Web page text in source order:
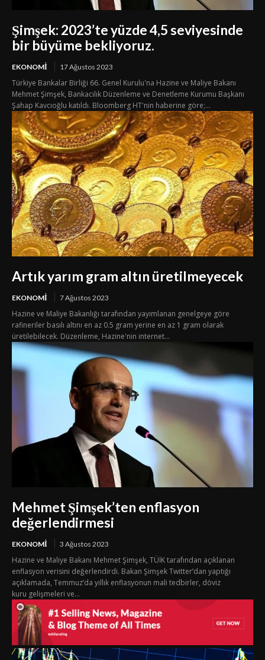
Şimşek: 2023’te yüzde 4,5 seviyesinde
bir büyüme bekliyoruz.
EKONOMI 17 Ağustos 2023
Türkiye Bankalar Birliği 66. Genel Kurulu'na Hazine ve Maliye Bakanı
Mehmet Şimşek, Bankacılık Düzenleme ve Denetleme Kurumu Başkanı
Şahap Kavcıoğlu katıldı. Bloomberg HT'nin haberine göre;...
Artık yarım gram altın üretilmeyecek
EKONOMI 7 Ağustos 2023
Hazine ve Maliye Bakanlığı tarafından yayımlanan genelgeye göre
rafineriler basılı altını en az 0.5 gram yerine en az 1 gram olarak
üretilebilecek. Düzenleme, Hazine'nin internet...
Mehmet Şimşek’ten enflasyon
değerlendirmesi
EKONOMI 3 Ağustos 2023
Hazine ve Maliye Bakanı Mehmet Şimşek, TÜİK tarafından açıklanan
enflasyon verisini değerlendirdi. Bakan Şimşek Twitter’dan yaptığı
açıklamada, Temmuz’da yıllık enflasyonun mali tedbirler, döviz
kuru gelişmeleri ve...